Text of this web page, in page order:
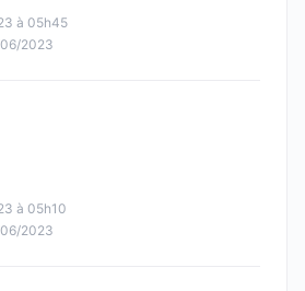
à 05h45
2023
à 05h10
2023